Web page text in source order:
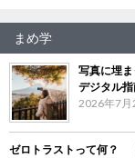
まめ学
写真に埋
デジタル指
2026年7月
ゼロトラストって何？